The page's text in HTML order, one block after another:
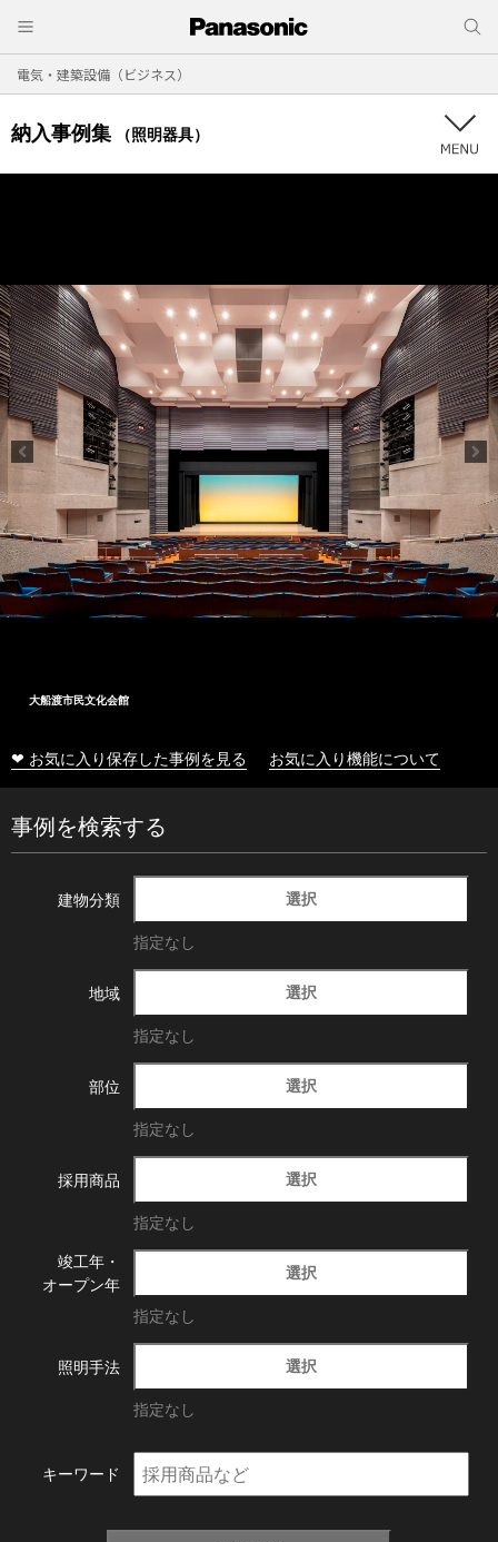
電気・建築設備（ビジネス）
納入事例集 （照明器具）
大船渡市民文化会館
❤ お気に入り保存した事例を見る お気に入り機能について
事例を検索する
建物分類 選択
指定なし
地域 選択
指定なし
部位 選択
指定なし
採用商品 選択
指定なし
竣工年・
オープン年
選択
指定なし
照明手法 選択
指定なし
キーワード